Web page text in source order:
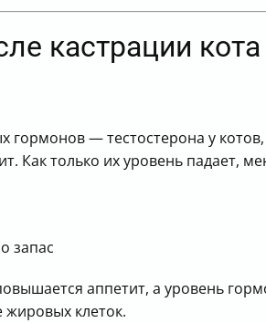
кастрации кота
гормонов — тестостерона у
Как только их уровень падает,
запас
аппетит, а уровень
клеток.